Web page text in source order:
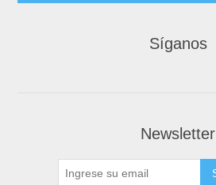
Síganos
Newsletter